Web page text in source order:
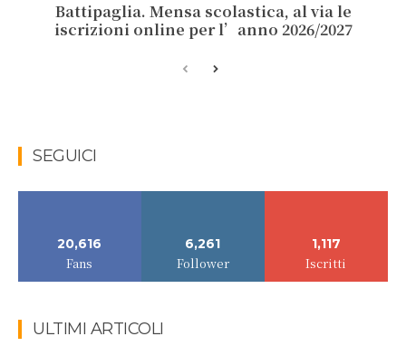
Battipaglia. Mensa scolastica, al via le
iscrizioni online per l’anno 2026/2027
SEGUICI
20,616
Fans
6,261
Follower
1,117
Iscritti
ULTIMI ARTICOLI